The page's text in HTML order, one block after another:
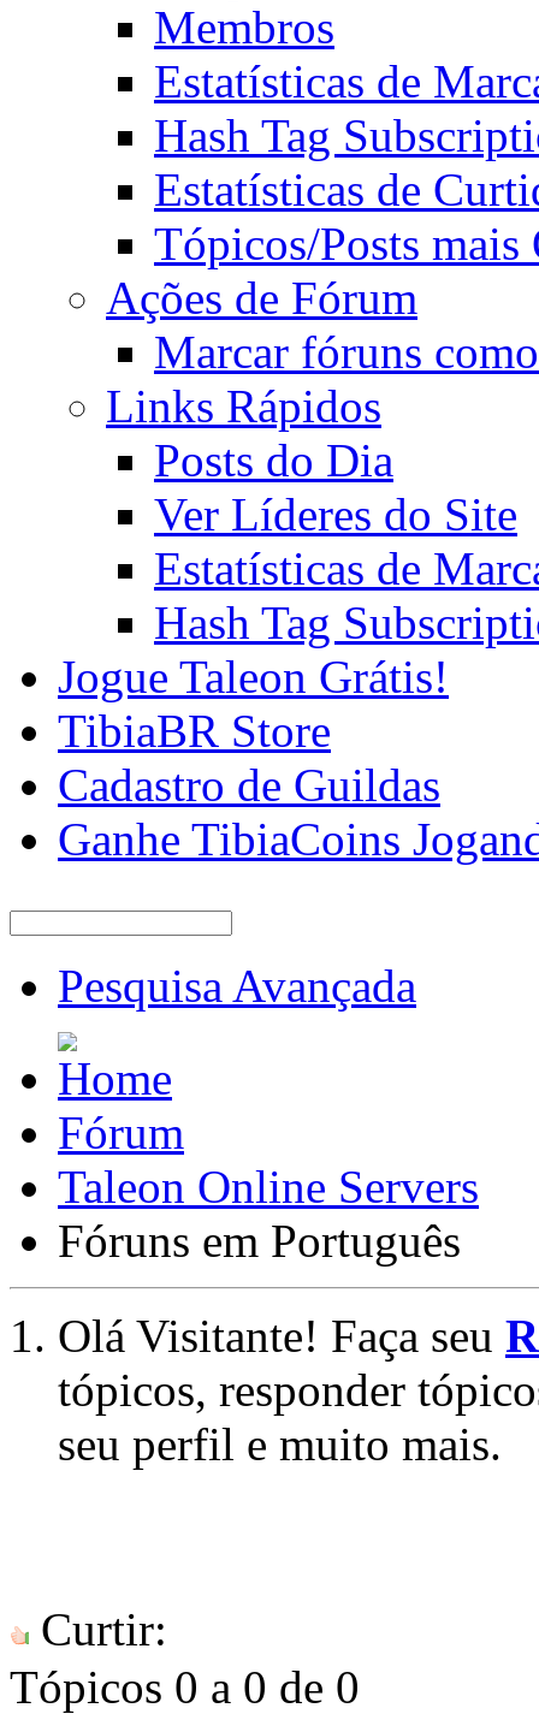
Membros
Estatísticas de
Hash Tag
Estatísticas de
Tópicos/Posts mais
Ações de Fórum
Marcar fóruns
Links Rápidos
Posts do Dia
Ver Líderes do Site
Estatísticas de
Hash Tag
Jogue Taleon Grátis!
TibiaBR Store
Cadastro de Guildas
Ganhe TibiaCoins
Pesquisa Avançada
Fórum
Taleon Online Servers
Fóruns em Português
Olá Visitante! Faça seu
tópicos, responder
seu perfil e muito mais.
Curtir:
Tópicos 0 a 0 de 0